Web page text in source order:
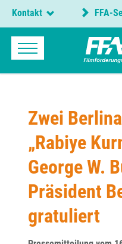
Kontakt FFA-
Zwei
„Rabiye
George W.
Präsident
gratuliert